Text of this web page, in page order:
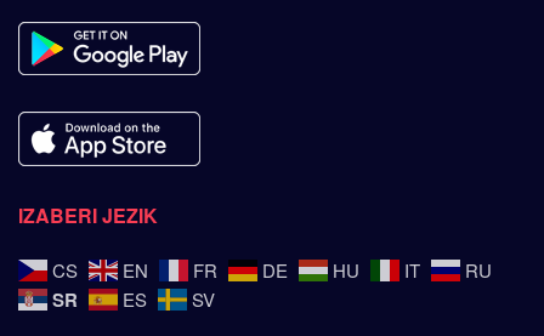
IZABERI JEZIK
CS EN FR DE HU IT RU
SR ES SV